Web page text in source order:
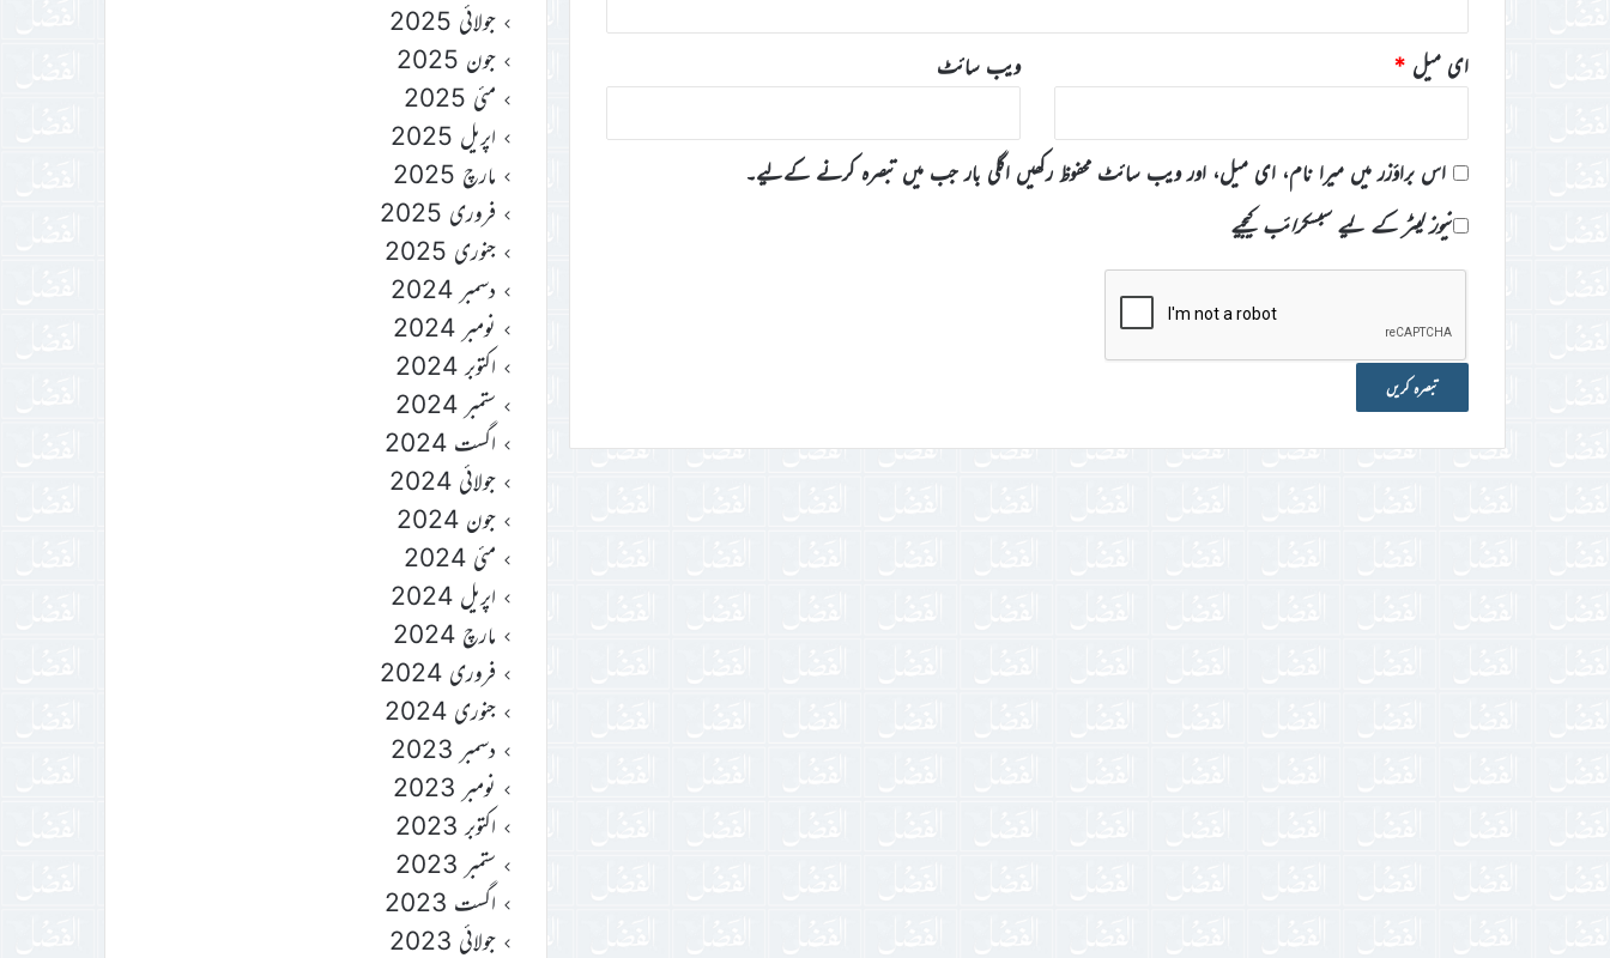
ای میل * ویب‌ سائٹ
اس براؤزر میں میرا نام، ای میل، اور ویب سائٹ محفوظ رکھیں اگلی بار جب میں تبصرہ کرنے کےلیے۔
نیوز لیٹر کے لیے سبسکرائب کیجیے
جولائی 2025
جون 2025
مئی 2025
اپریل 2025
مارچ 2025
فروری 2025
جنوری 2025
دسمبر 2024
نومبر 2024
اکتوبر 2024
ستمبر 2024
اگست 2024
جولائی 2024
جون 2024
مئی 2024
اپریل 2024
مارچ 2024
فروری 2024
جنوری 2024
دسمبر 2023
نومبر 2023
اکتوبر 2023
ستمبر 2023
اگست 2023
جولائی 2023